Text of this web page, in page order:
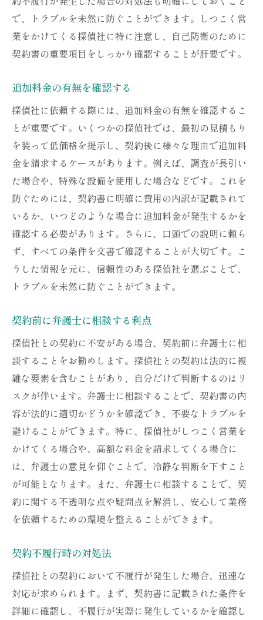
で、トラブルを未然に防ぐことができます。しつこく営
業をかけてくる探偵社に特に注意し、自己防衛のために
契約書の重要項目をしっかり確認することが肝要です。
追加料金の有無を確認する
探偵社に依頼する際には、追加料金の有無を確認するこ
とが重要です。いくつかの探偵社では、最初の見積もり
を装って低価格を提示し、契約後に様々な理由で追加料
金を請求するケースがあります。例えば、調査が長引い
た場合や、特殊な設備を使用した場合などです。これを
防ぐためには、契約書に明確に費用の内訳が記載されて
いるか、いつどのような場合に追加料金が発生するかを
確認する必要があります。さらに、口頭での説明に頼ら
ず、すべての条件を文書で確認することが大切です。こ
うした情報を元に、信頼性のある探偵社を選ぶことで、
トラブルを未然に防ぐことができます。
契約前に弁護士に相談する利点
探偵社との契約に不安がある場合、契約前に弁護士に相
談することをお勧めします。探偵社との契約は法的に複
雑な要素を含むことがあり、自分だけで判断するのはリ
スクが伴います。弁護士に相談することで、契約書の内
容が法的に適切かどうかを確認でき、不要なトラブルを
避けることができます。特に、探偵社がしつこく営業を
かけてくる場合や、高額な料金を請求してくる場合に
は、弁護士の意見を仰ぐことで、冷静な判断を下すこと
が可能となります。また、弁護士に相談することで、契
約に関する不透明な点や疑問点を解消し、安心して業務
を依頼するための環境を整えることができます。
契約不履行時の対処法
探偵社との契約において不履行が発生した場合、迅速な
対応が求められます。まず、契約書に記載された条件を
詳細に確認し、不履行が実際に発生しているかを確認し